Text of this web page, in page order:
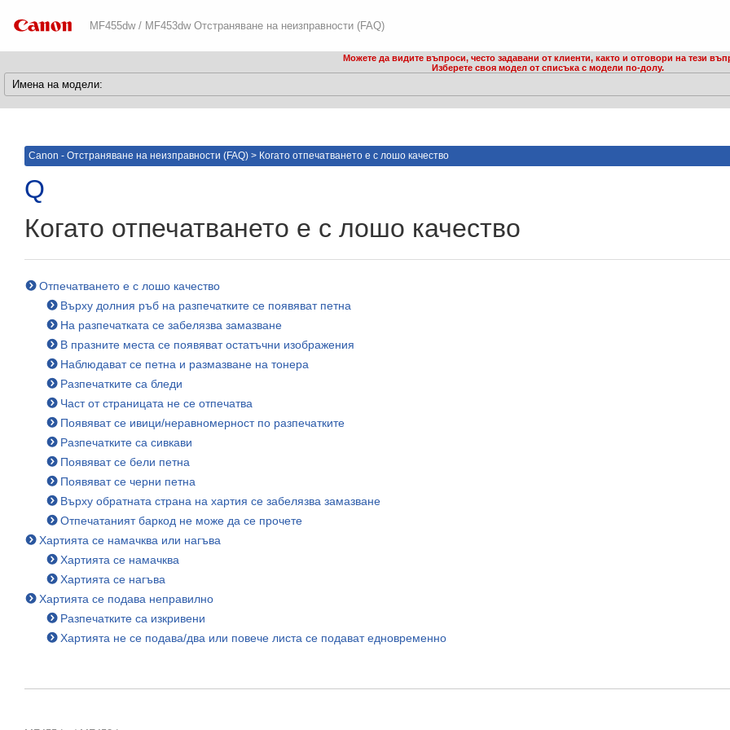
MF455dw / MF453dw Отстраняване на неизправности (FAQ)
Можете да видите въпроси, често задавани от клиенти, както и отговори на тези
Изберете своя модел от списъка с модели по-долу.
Canon - Отстраняване на неизправности (FAQ) > Когато отпечатването е с лошо качество
Когато отпечатването е с лошо качество
Отпечатването е с лошо качество
Върху долния ръб на разпечатките се появяват петна
На разпечатката се забелязва замазване
В празните места се появяват остатъчни изображения
Наблюдават се петна и размазване на тонера
Разпечатките са бледи
Част от страницата не се отпечатва
Появяват се ивици/неравномерност по разпечатките
Разпечатките са сивкави
Появяват се бели петна
Появяват се черни петна
Върху обратната страна на хартия се забелязва замазване
Отпечатаният баркод не може да се прочете
Хартията се намачква или нагъва
Хартията се намачква
Хартията се нагъва
Хартията се подава неправилно
Разпечатките са изкривени
Хартията не се подава/два или повече листа се подават едновременно